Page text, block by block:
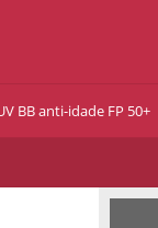
BB anti-idade FP 50+